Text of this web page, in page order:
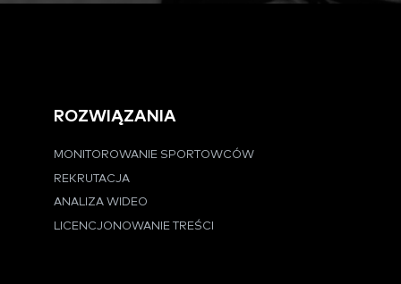
ROZWIĄZANIA
MONITOROWANIE SPORTOWCÓW
REKRUTACJA
ANALIZA WIDEO
LICENCJONOWANIE TREŚCI